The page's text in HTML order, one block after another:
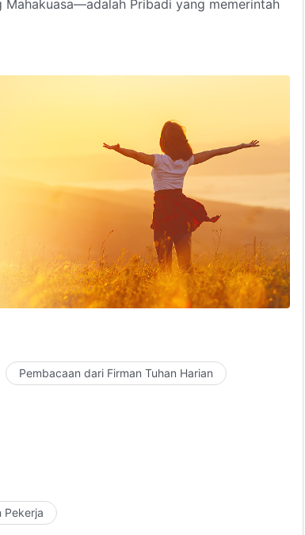
Pribadi yang memerintah
Pembacaan dari Firman Tuhan Harian
Pekerja